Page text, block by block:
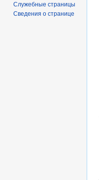
Служебные страницы
Сведения о странице